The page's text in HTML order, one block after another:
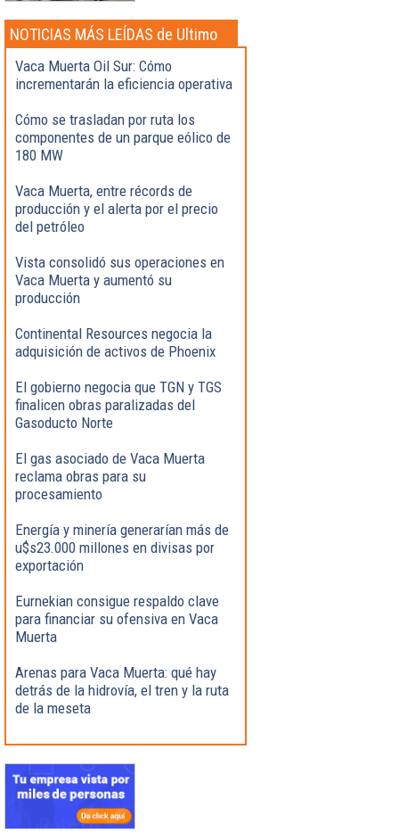
NOTICIAS MÁS LEÍDAS de Ultimo
momento
Vaca Muerta Oil Sur: Cómo
incrementarán la eficiencia operativa
Cómo se trasladan por ruta los
componentes de un parque eólico de
180 MW
Vaca Muerta, entre récords de
producción y el alerta por el precio
del petróleo
Vista consolidó sus operaciones en
Vaca Muerta y aumentó su
producción
Continental Resources negocia la
adquisición de activos de Phoenix
El gobierno negocia que TGN y TGS
finalicen obras paralizadas del
Gasoducto Norte
El gas asociado de Vaca Muerta
reclama obras para su
procesamiento
Energía y minería generarían más de
u$s23.000 millones en divisas por
exportación
Eurnekian consigue respaldo clave
para financiar su ofensiva en Vaca
Muerta
Arenas para Vaca Muerta: qué hay
detrás de la hidrovía, el tren y la ruta
de la meseta